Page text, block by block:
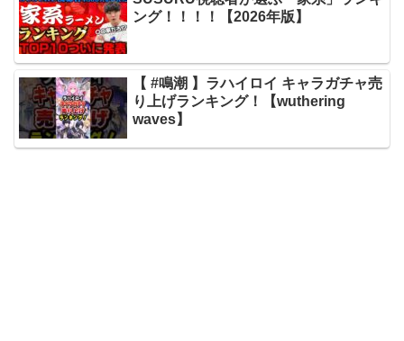
ング！！！！【2026年版】
【 #鳴潮 】ラハイロイ キャラガチャ売
り上げランキング！【wuthering
waves】